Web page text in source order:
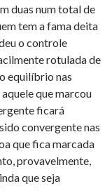
duas num total de
tem a fama deita
o controle
rotulada de
equilíbrio nas
que marcou
ficará
convergente nas
que fica marcada
provavelmente,
que seja